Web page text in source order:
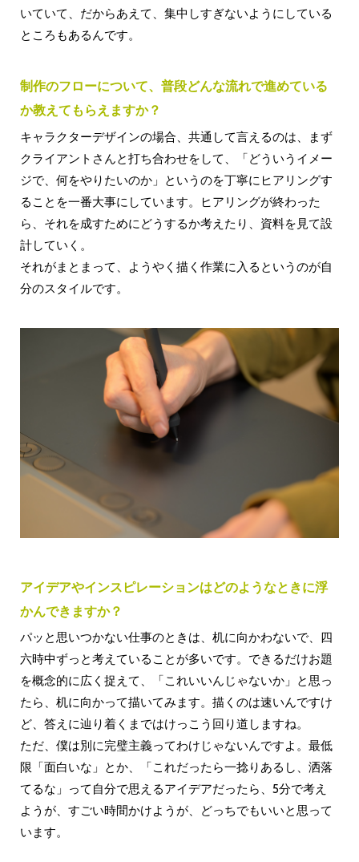
いていて、だからあえて、集中しすぎないようにしている
ところもあるんです。
制作のフローについて、普段どんな流れで進めている
か教えてもらえますか？
キャラクターデザインの場合、共通して言えるのは、まず
クライアントさんと打ち合わせをして、「どういうイメー
ジで、何をやりたいのか」というのを丁寧にヒアリングす
ることを一番大事にしています。ヒアリングが終わった
ら、それを成すためにどうするか考えたり、資料を見て設
計していく。
それがまとまって、ようやく描く作業に入るというのが自
分のスタイルです。
アイデアやインスピレーションはどのようなときに浮
かんできますか？
パッと思いつかない仕事のときは、机に向かわないで、四
六時中ずっと考えていることが多いです。できるだけお題
を概念的に広く捉えて、「これいいんじゃないか」と思っ
たら、机に向かって描いてみます。描くのは速いんですけ
ど、答えに辿り着くまではけっこう回り道しますね。
ただ、僕は別に完璧主義ってわけじゃないんですよ。最低
限「面白いな」とか、「これだったら一捻りあるし、洒落
てるな」って自分で思えるアイデアだったら、5分で考え
ようが、すごい時間かけようが、どっちでもいいと思って
います。